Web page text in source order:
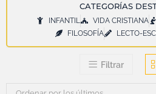
CATEGORÍAS
INFANTIL VIDA CRISTIANA
FILOSOFÍA
LECTO-
Filtrar